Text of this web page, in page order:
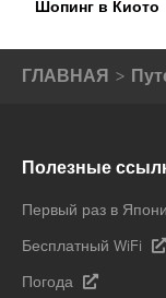
Шопинг в Киото
ГЛАВНАЯ
Полезные
Первый раз в
Бесплатный WiFi
Погода